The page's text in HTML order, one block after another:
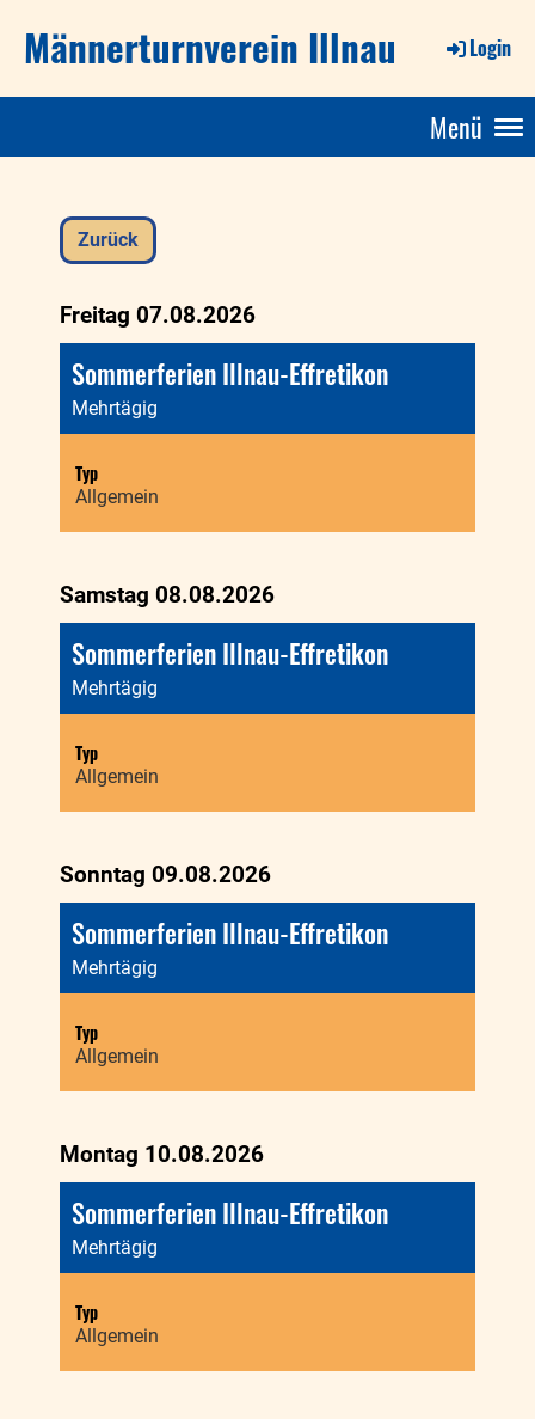
Männerturnverein Illnau Login
Menü
Zurück
Freitag 07.08.2026
Sommerferien Illnau-Effretikon
Mehrtägig
Typ
Allgemein
Samstag 08.08.2026
Sommerferien Illnau-Effretikon
Mehrtägig
Typ
Allgemein
Sonntag 09.08.2026
Sommerferien Illnau-Effretikon
Mehrtägig
Typ
Allgemein
Montag 10.08.2026
Sommerferien Illnau-Effretikon
Mehrtägig
Typ
Allgemein